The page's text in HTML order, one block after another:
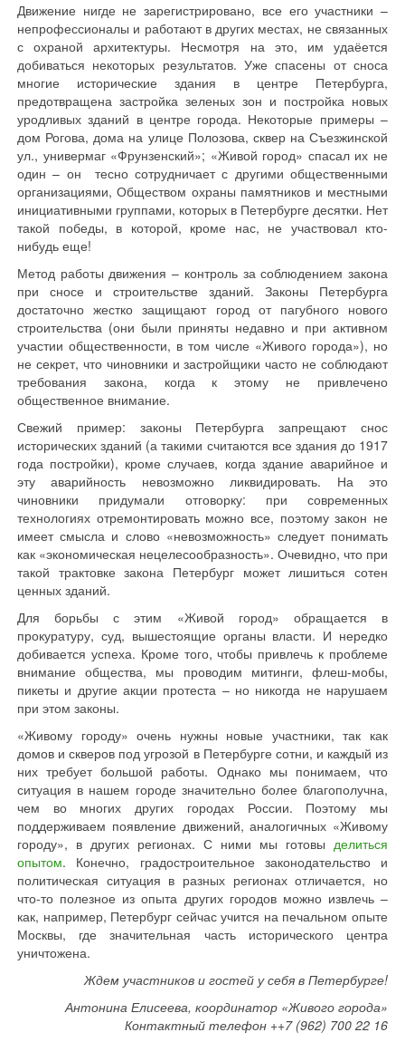
Движение нигде не зарегистрировано, все его участники –
непрофессионалы и работают в других местах, не связанных
с охраной архитектуры. Несмотря на это, им удаёется
добиваться некоторых результатов. Уже спасены от сноса
многие исторические здания в центре Петербурга,
предотвращена застройка зеленых зон и постройка новых
уродливых зданий в центре города. Некоторые примеры –
дом Рогова, дома на улице Полозова, сквер на Съезжинской
ул., универмаг «Фрунзенский»; «Живой город» спасал их не
один – он тесно сотрудничает с другими общественными
организациями, Обществом охраны памятников и местными
инициативными группами, которых в Петербурге десятки. Нет
такой победы, в которой, кроме нас, не участвовал кто-
нибудь еще!
Метод работы движения – контроль за соблюдением закона
при сносе и строительстве зданий. Законы Петербурга
достаточно жестко защищают город от пагубного нового
строительства (они были приняты недавно и при активном
участии общественности, в том числе «Живого города»), но
не секрет, что чиновники и застройщики часто не соблюдают
требования закона, когда к этому не привлечено
общественное внимание.
Свежий пример: законы Петербурга запрещают снос
исторических зданий (а такими считаются все здания до 1917
года постройки), кроме случаев, когда здание аварийное и
эту аварийность невозможно ликвидировать. На это
чиновники придумали отговорку: при современных
технологиях отремонтировать можно все, поэтому закон не
имеет смысла и слово «невозможность» следует понимать
как «экономическая нецелесообразность». Очевидно, что при
такой трактовке закона Петербург может лишиться сотен
ценных зданий.
Для борьбы с этим «Живой город» обращается в
прокуратуру, суд, вышестоящие органы власти. И нередко
добивается успеха. Кроме того, чтобы привлечь к проблеме
внимание общества, мы проводим митинги, флеш-мобы,
пикеты и другие акции протеста – но никогда не нарушаем
при этом законы.
«Живому городу» очень нужны новые участники, так как
домов и скверов под угрозой в Петербурге сотни, и каждый из
них требует большой работы. Однако мы понимаем, что
ситуация в нашем городе значительно более благополучна,
чем во многих других городах России. Поэтому мы
поддерживаем появление движений, аналогичных «Живому
городу», в других регионах. С ними мы готовы делиться
опытом. Конечно, градостроительное законодательство и
политическая ситуация в разных регионах отличается, но
что-то полезное из опыта других городов можно извлечь –
как, например, Петербург сейчас учится на печальном опыте
Москвы, где значительная часть исторического центра
уничтожена.
Ждем участников и гостей у себя в Петербурге!
Антонина Елисеева, координатор «Живого города»
Контактный телефон ++7 (962) 700 22 16